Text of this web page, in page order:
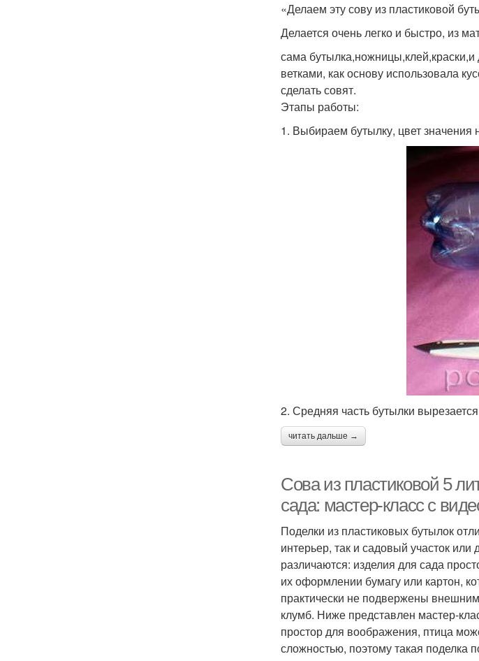
«Делаем эту сову из пластиковой
Делается очень легко и быстро, из
сама
ветками, как основу использовала
сделать совят.
Этапы работы:
1. Выбираем бутылку, цвет значения
2. Средняя часть бутылки
читать дальше →
Сова из пластиковой 5
сада: мастер-класс с
Поделки из пластиковых бутылок
интерьер, так и садовый участок
различаются: изделия для сада
их оформлении бумагу или картон,
практически не подвержены
клумб. Ниже представлен мастер-
простор для воображения, птица
сложностью, поэтому такая поделка